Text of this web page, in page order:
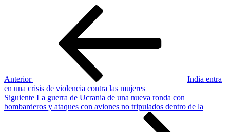
Anterior
India entra
en una crisis de violencia contra las mujeres
Siguiente
entrada
Siguiente La guerra de Ucrania de una nueva ronda con
bombarderos y ataques con aviones no tripulados dentro de la